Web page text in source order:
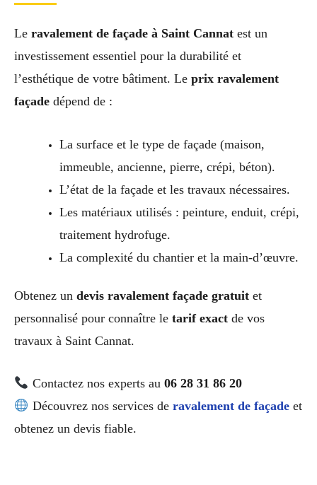
Le ravalement de façade à Saint Cannat est un
investissement essentiel pour la durabilité et
l’esthétique de votre bâtiment. Le prix ravalement
façade dépend de :
La surface et le type de façade (maison,
immeuble, ancienne, pierre, crépi, béton).
L’état de la façade et les travaux nécessaires.
Les matériaux utilisés : peinture, enduit, crépi,
traitement hydrofuge.
La complexité du chantier et la main-d’œuvre.
Obtenez un devis ravalement façade gratuit et
personnalisé pour connaître le tarif exact de vos
travaux à Saint Cannat.
Contactez nos experts au 06 28 31 86 20
Découvrez nos services de ravalement de façadeet
obtenez un devis fiable.